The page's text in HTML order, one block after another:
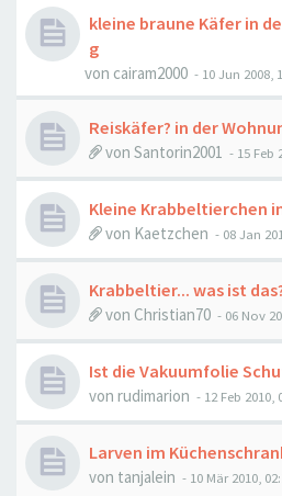
kleine braune Käfer in
g
von cairam2000 - 10 Jun 2008,
Reiskäfer? in der
von Santorin2001 - 15 Feb
Kleine Krabbeltierchen
von Kaetzchen - 08 Jan
Krabbeltier... was ist
von Christian70 - 06 Nov
Ist die Vakuumfolie
von rudimarion - 12 Feb 2010,
Larven im
von tanjalein - 10 Mär 2010,